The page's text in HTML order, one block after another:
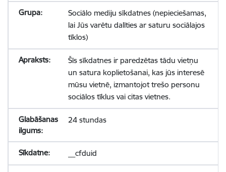
Sociālo mediju sīkdatnes (nepieciešamas,
lai Jūs varētu dalīties ar saturu sociālajos
tīklos)
Šīs sīkdatnes ir paredzētas tādu vietņu
un satura koplietošanai, kas jūs interesē
mūsu vietnē, izmantojot trešo personu
sociālos tīklus vai citas vietnes.
24 stundas
__cfduid